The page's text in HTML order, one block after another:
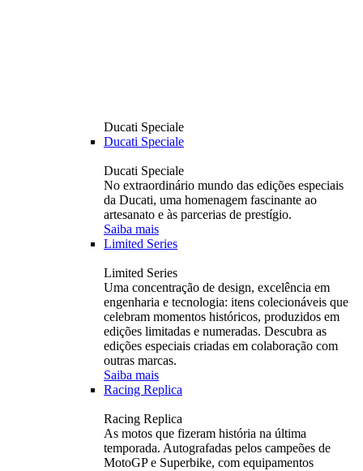
Ducati Speciale
Ducati Speciale
Ducati Speciale
No extraordinário mundo das edições especiais
da Ducati, uma homenagem fascinante ao
artesanato e às parcerias de prestígio.
Saiba mais
Limited Series
Limited Series
Uma concentração de design, excelência em
engenharia e tecnologia: itens colecionáveis ​​que
celebram momentos históricos, produzidos em
edições limitadas e numeradas. Descubra as
edições especiais criadas em colaboração com
outras marcas.
Saiba mais
Racing Replica
Racing Replica
As motos que fizeram história na última
temporada. Autografadas pelos campeões de
MotoGP e Superbike, com equipamentos